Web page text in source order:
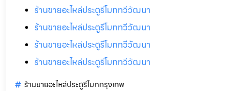
ร้านขายอะไหล่ประตูรีโมททวีวัฒนา
ร้านขายอะไหล่ประตูรีโมททวีวัฒนา
ร้านขายอะไหล่ประตูรีโมททวีวัฒนา
ร้านขายอะไหล่ประตูรีโมททวีวัฒนา
ร้านขายอะไหล่ประตูรีโมทกรุงเทพ